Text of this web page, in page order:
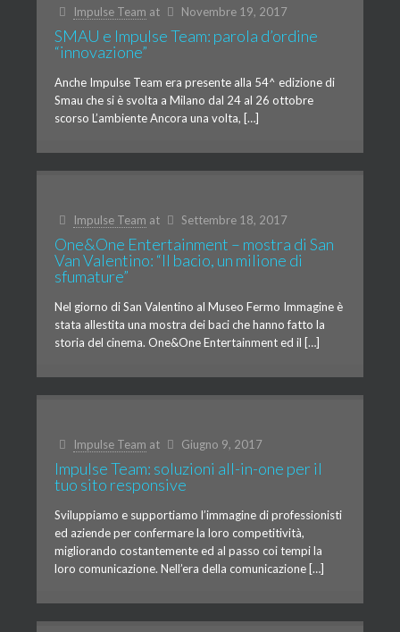
Impulse Team at Novembre 19, 2017
SMAU e Impulse Team: parola d’ordine
“innovazione”
Anche Impulse Team era presente alla 54^ edizione di
Smau che si è svolta a Milano dal 24 al 26 ottobre
scorso L’ambiente Ancora una volta, […]
Impulse Team at Settembre 18, 2017
One&One Entertainment – mostra di San
Van Valentino: “Il bacio, un milione di
sfumature”
Nel giorno di San Valentino al Museo Fermo Immagine è
stata allestita una mostra dei baci che hanno fatto la
storia del cinema. One&One Entertainment ed il […]
Impulse Team at Giugno 9, 2017
Impulse Team: soluzioni all-in-one per il
tuo sito responsive
Sviluppiamo e supportiamo l’immagine di professionisti
ed aziende per confermare la loro competitività,
migliorando costantemente ed al passo coi tempi la
loro comunicazione. Nell’era della comunicazione […]